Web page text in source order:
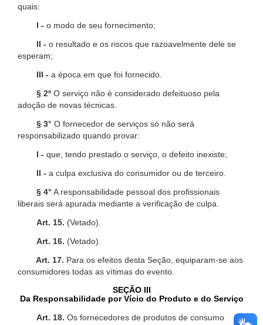
quais:
I - o modo de seu fornecimento;
II - o resultado e os riscos que razoavelmente dele se
esperam;
III - a época em que foi fornecido.
§ 2º O serviço não é considerado defeituoso pela
adoção de novas técnicas.
§ 3° O fornecedor de serviços só não será
responsabilizado quando provar:
I - que, tendo prestado o serviço, o defeito inexiste;
II - a culpa exclusiva do consumidor ou de terceiro.
§ 4° A responsabilidade pessoal dos profissionais
liberais será apurada mediante a verificação de culpa.
Art. 15. (Vetado).
Art. 16. (Vetado).
Art. 17. Para os efeitos desta Seção, equiparam-se aos
consumidores todas as vítimas do evento.
SEÇÃO III
Da Responsabilidade por Vício do Produto e do Serviço
Art. 18. Os fornecedores de produtos de consumo